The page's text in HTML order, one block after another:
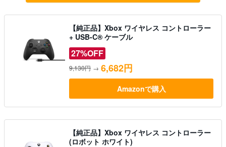
【純正品】Xbox ワイヤレス コントローラー
+ USB-C® ケーブル
27%OFF
9,130円 → 6,682円
Amazonで購入
【純正品】Xbox ワイヤレス コントローラー
(ロボット ホワイト)